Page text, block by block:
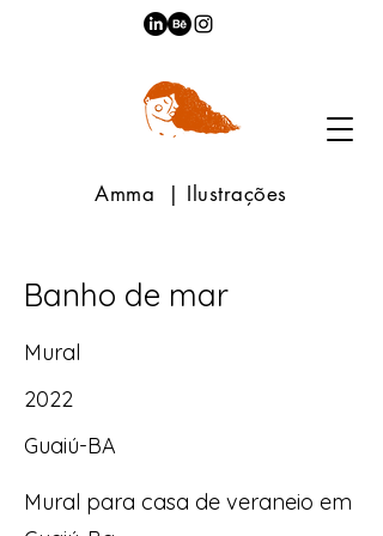
Amma | Ilustrações
Banho de mar
Mural
2022
Guaiú-BA
Mural para casa de veraneio em